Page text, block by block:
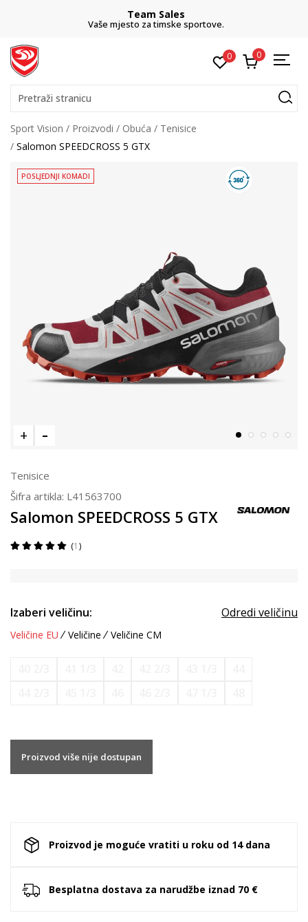
Team Sales
Vaše mjesto za timske sportove.
0 0
Pretraži stranicu
Sport Vision Proizvodi Obuća
Tenisice
Salomon SPEEDCROSS 5 GTX
POSLJEDNJI KOMADI
Tenisice
Šifra artikla: L41563700
Salomon SPEEDCROSS 5 GTX
1
Izaberi veličinu: Odredi veličinu
Veličine EU Veličine Veličine CM
Proizvod više nije dostupan
Proizvod je moguće vratiti u roku od 14 dana
Besplatna dostava za narudžbe iznad 70 €